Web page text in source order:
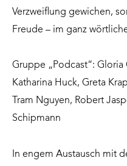
Verzweiflung gewichen,
Freude – im ganz
Gruppe „Podcast“: Gloria
Katharina Huck, Greta
Tram Nguyen, Robert
Schipmann
In engem Austausch mit